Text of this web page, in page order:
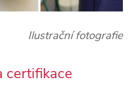
Ilustrační fotografie
certifikace